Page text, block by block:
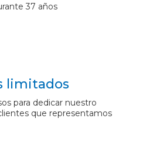
37 años
limitados
para dedicar nuestro
que representamos